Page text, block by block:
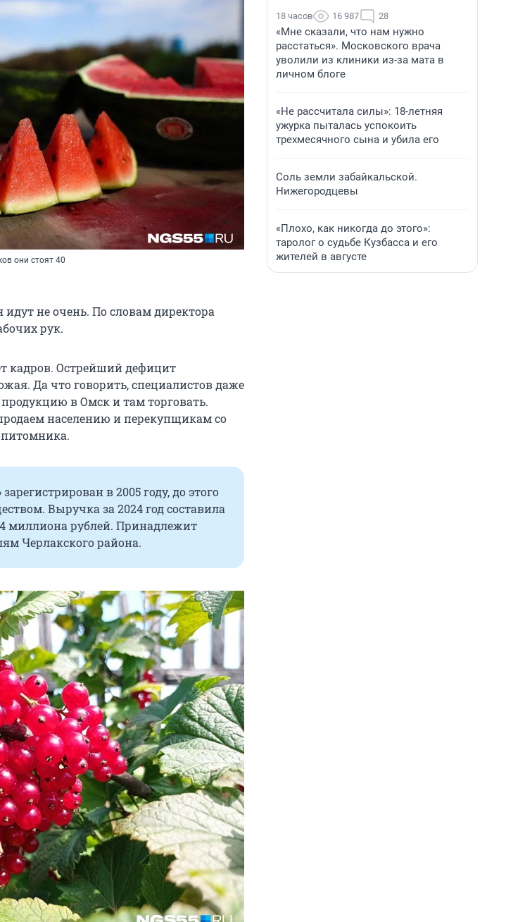
они стоят 40
идут не очень. По словам директора
рук.
кадров. Острейший дефицит
Да что говорить, специалистов даже
в Омск и там торговать.
населению и перекупщикам со
в 2005 году, до этого
Выручка за 2024 год составила
миллиона рублей. Принадлежит
Черлакского района.
18 часов 16 987 28
«Мне сказали, что нам нужно
расстаться». Московского врача
уволили из клиники из-за мата в
личном блоге
«Не рассчитала силы»: 18-летняя
ужурка пыталась успокоить
трехмесячного сына и убила его
Соль земли забайкальской.
Нижегородцевы
«Плохо, как никогда до этого»:
таролог о судьбе Кузбасса и его
жителей в августе